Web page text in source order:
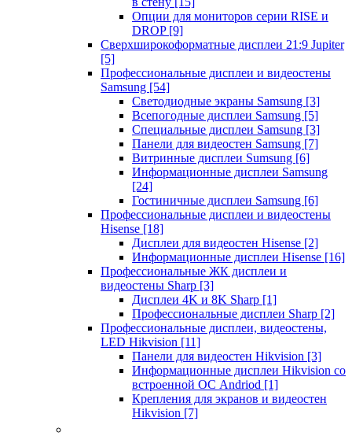
Опции для мониторов серии RISE и
DROP [9]
Сверхширокоформатные дисплеи 21:9 Jupiter
[5]
Профессиональные дисплеи и видеостены
Samsung [54]
Светодиодные экраны Samsung [3]
Всепогодные дисплеи Samsung [5]
Специальные дисплеи Samsung [3]
Панели для видеостен Samsung [7]
Витринные дисплеи Sumsung [6]
Информационные дисплеи Samsung
[24]
Гостиничные дисплеи Samsung [6]
Профессиональные дисплеи и видеостены
Hisense [18]
Дисплеи для видеостен Hisense [2]
Информационные дисплеи Hisense [16]
Профессиональные ЖК дисплеи и
видеостены Sharp [3]
Дисплеи 4K и 8K Sharp [1]
Профессиональные дисплеи Sharp [2]
Профессиональные дисплеи, видеостены,
LED Hikvision [11]
Панели для видеостен Hikvision [3]
Информационные дисплеи Hikvision со
встроенной ОС Andriod [1]
Крепления для экранов и видеостен
Hikvision [7]